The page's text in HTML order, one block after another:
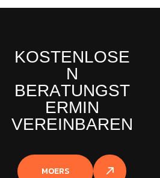
KOSTENLOSE
N
BERATUNGST
ERMIN
VEREINBAREN
MOERS